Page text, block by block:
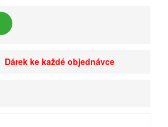
Dárek ke každé objednávce